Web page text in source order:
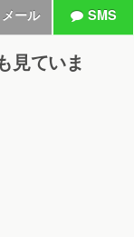
メール SMS
見ていま